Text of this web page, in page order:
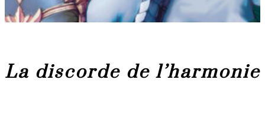
La discorde de l’harmonie